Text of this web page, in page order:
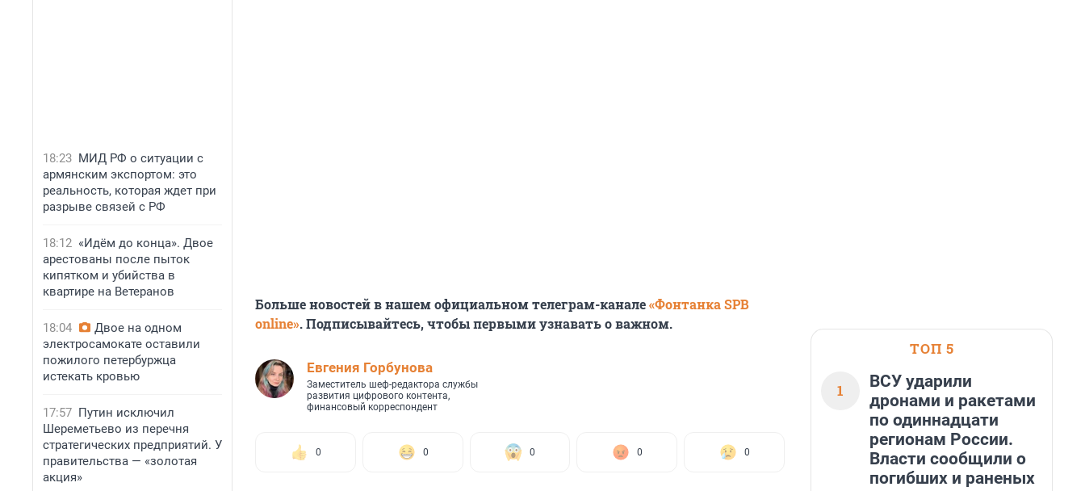
18:23 МИД РФ о ситуации с
армянским экспортом: это
реальность, которая ждет при
разрыве связей с РФ
18:12 «Идём до конца». Двое
арестованы после пыток
кипятком и убийства в
квартире на Ветеранов
18:04
Двое на одном
электросамокате оставили
пожилого петербуржца
истекать кровью
17:57 Путин исключил
Шереметьево из перечня
стратегических предприятий. У
правительства — «золотая
акция»
Больше новостей в нашем официальном телеграм-канале«Фонтанка SPB
online». Подписывайтесь, чтобы первыми узнавать о важном.
Евгения Горбунова
Заместитель шеф-редактора службы
развития цифрового контента,
финансовый корреспондент
0 0 0 0 0
ТОП 5
1
ВСУ ударили
дронами и ракетами
по одиннадцати
регионам России.
Власти сообщили о
погибших и раненых